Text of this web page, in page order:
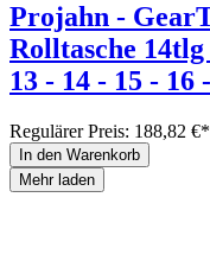
Projahn -
Rolltasche 14tlg
13 - 14 - 15 - 16
Regulärer Preis: 188,82 €*
In den Warenkorb
Mehr laden